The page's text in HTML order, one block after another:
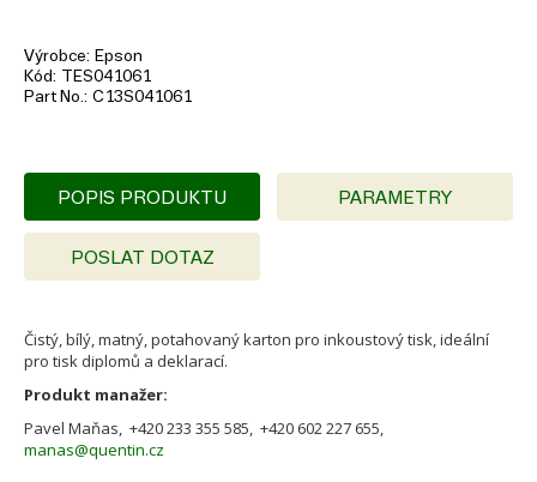
Výrobce
Epson
Kód
TES041061
Part No. C13S041061
POPIS PRODUKTU PARAMETRY
POSLAT DOTAZ
Čistý, bílý, matný, potahovaný karton pro inkoustový tisk, ideální
pro tisk diplomů a deklarací.
Produkt manažer:
Pavel Maňas, +420 233 355 585, +420 602 227 655,
manas@quentin.cz